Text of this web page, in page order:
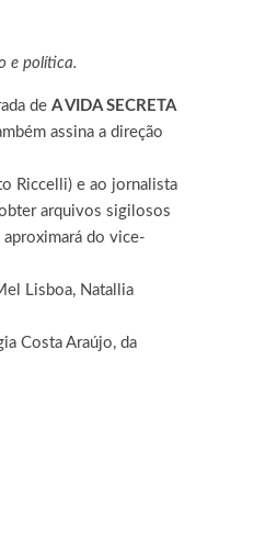
e política.
de A VIDA SECRETA
assina a direção
Riccelli) e ao jornalista
arquivos sigilosos
do vice-
Lisboa, Natallia
Costa Araújo, da